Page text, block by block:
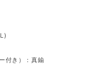
付き）：真鍮